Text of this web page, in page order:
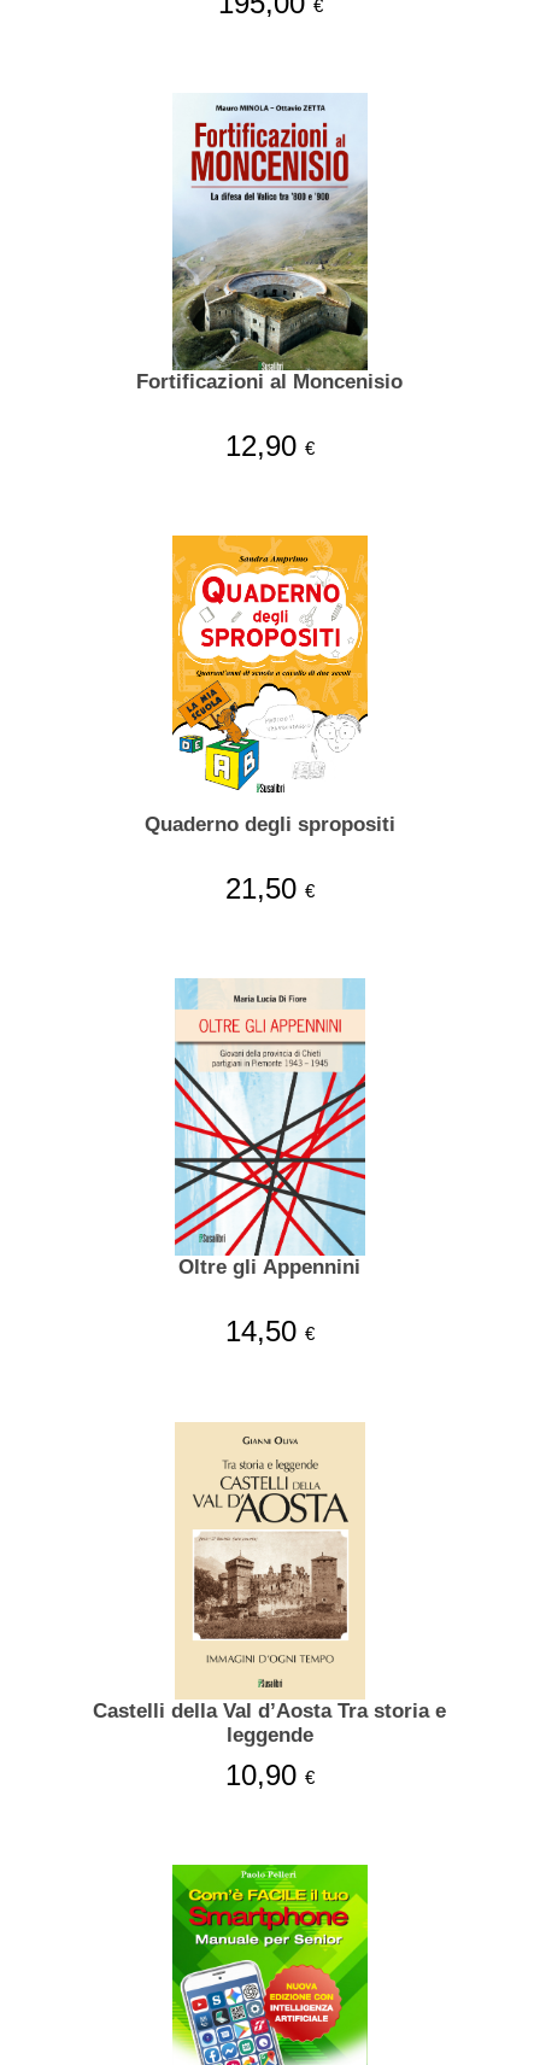
€
Fortificazioni al Moncenisio
12,90 €
Quaderno degli spropositi
21,50 €
Oltre gli Appennini
14,50 €
Castelli della Val d’Aosta Tra storia e
leggende
10,90 €